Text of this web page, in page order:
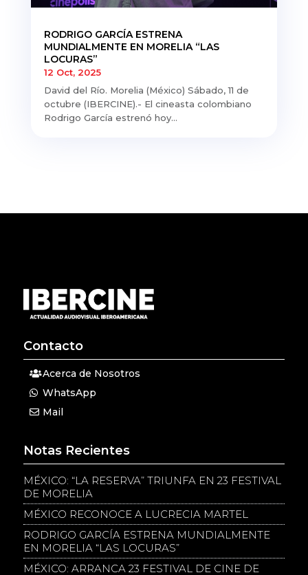
RODRIGO GARCÍA ESTRENA
MUNDIALMENTE EN MORELIA “LAS
LOCURAS”
12 Oct, 2025
David del Río. Morelia (México) Sábado, 11 de
octubre (IBERCINE).- El cineasta colombiano
Rodrigo García estrenó hoy...
Contacto
Acerca de Nosotros
WhatsApp
Mail
Notas Recientes
MÉXICO: “LA RESERVA” TRIUNFA EN 23 FESTIVAL
DE MORELIA
MÉXICO RECONOCE A LUCRECIA MARTEL
RODRIGO GARCÍA ESTRENA MUNDIALMENTE
EN MORELIA “LAS LOCURAS”
MÉXICO: ARRANCA 23 FESTIVAL DE CINE DE